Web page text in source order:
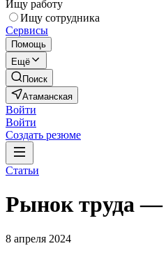
Ищу работу
Ищу сотрудника
Сервисы
Помощь
Ещё
Поиск
Атаманская
Войти
Войти
Создать резюме
Статьи
Рынок труда
8 апреля 2024